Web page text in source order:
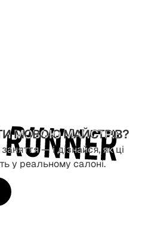
МОВОЮ МАЙСТРІВ?
— і дізнайся, як ці
у реальному салоні.